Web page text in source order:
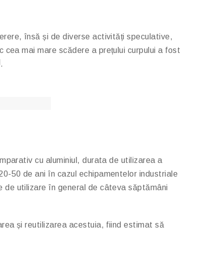
însă și de diverse activități speculative,
mai mare scădere a prețului curpului a fost
.
cu aluminiul, durata de utilizarea a
50 de ani în cazul echipamentelor industriale
de utilizare în general de câteva săptămâni
și reutilizarea acestuia, fiind estimat să